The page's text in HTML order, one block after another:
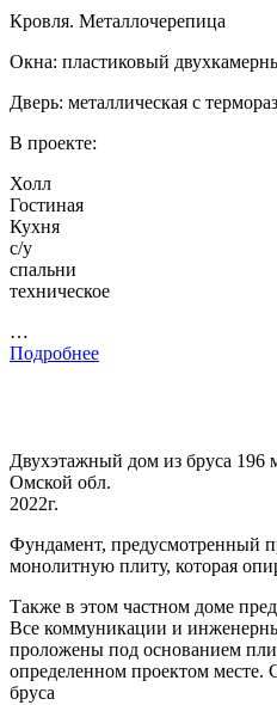
Кровля. Металлочерепица
Окна: пластиковый
Дверь: металлическая с
В проекте:
Холл
Гостиная
Кухня
с/у
спальни
техническое
…
Подробнее
Двухэтажный дом из бруса 196
Омской обл.
2022г.
Фундамент, предусмотренный
монолитную плиту, которая
Также в этом частном доме
Все коммуникации и
проложены под основанием
определенном проектом месте.
бруса